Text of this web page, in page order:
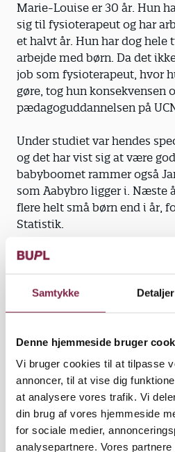
Samtykke Detaljer
Denne hjemmeside bruger
Vi bruger cookies til at tilpasse
annoncer, til at vise dig
at analysere vores trafik. Vi
din brug af vores hjemmeside
for sociale medier,
analysepartnere. Vores
Marie-Louise er 30 år. Hun
sig til fysioterapeut og har
et halvt år. Hun har dog hele
arbejde med børn. Da det
job som fysioterapeut, hvor
gøre, tog hun konsekvensen
pædagoguddannelsen på
Under studiet var hendes
og det har vist sig at være
babyboomet rammer også
som Aabybro ligger i. Næste
flere helt små børn end i år,
Statistik.
I nabokommuner som
der samme tendens: Flere
for at få et pædagogjob.
Godt at tjene penge. På
Louise i praktik i en
børnehave og i
Clement.
Det sidste er en fordel, for